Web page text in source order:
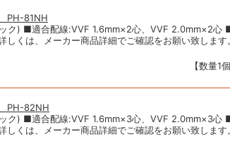
PH-81NH
ク) ■適合配線:VVF 1.6mm×2心、VVF 2.0mm×2心
しくは、メーカー商品詳細でご確認をお願い致します
【数量1
PH-82NH
ク) ■適合配線:VVF 1.6mm×3心、VVF 2.0mm×3心
しくは、メーカー商品詳細でご確認をお願い致します